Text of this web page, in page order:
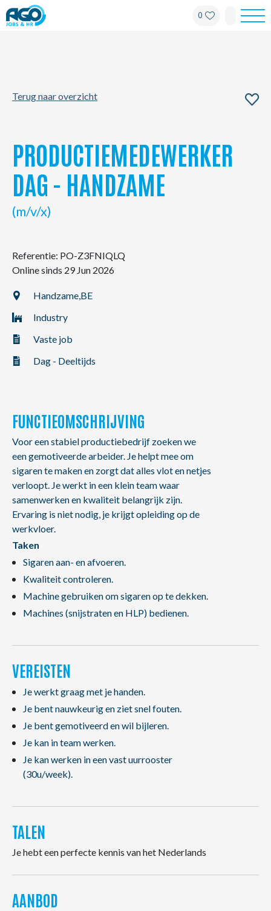
0
Kantoren
My AGO
NL FR EN
Terug naar overzicht
PRODUCTIEMEDEWERKER
DAG - HANDZAME
(m/v/x)
Referentie: PO-Z3FNIQLQ
Online sinds 29 Jun 2026
Handzame,BE
Industry
Vaste job
Dag - Deeltijds
FUNCTIEOMSCHRIJVING
Voor een stabiel productiebedrijf zoeken we
een gemotiveerde arbeider. Je helpt mee om
sigaren te maken en zorgt dat alles vlot en netjes
verloopt. Je werkt in een klein team waar
samenwerken en kwaliteit belangrijk zijn.
Ervaring is niet nodig, je krijgt opleiding op de
werkvloer.
Taken
Sigaren aan- en afvoeren.
Kwaliteit controleren.
Machine gebruiken om sigaren op te dekken.
Machines (snijstraten en HLP) bedienen.
VEREISTEN
Je werkt graag met je handen.
Je bent nauwkeurig en ziet snel fouten.
Je bent gemotiveerd en wil bijleren.
Je kan in team werken.
Je kan werken in een vast uurrooster
(30u/week).
TALEN
Je hebt een perfecte kennis van het Nederlands
AANBOD